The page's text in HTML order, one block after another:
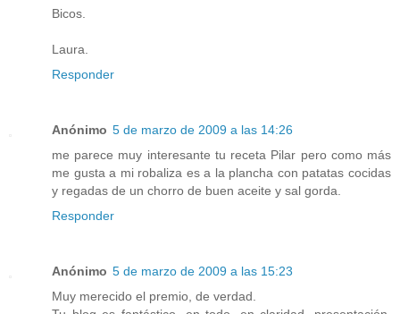
Bicos.
Laura.
Responder
Anónimo 5 de marzo de 2009 a las 14:26
me parece muy interesante tu receta Pilar pero como más
me gusta a mi robaliza es a la plancha con patatas cocidas
y regadas de un chorro de buen aceite y sal gorda.
Responder
Anónimo 5 de marzo de 2009 a las 15:23
Muy merecido el premio, de verdad.